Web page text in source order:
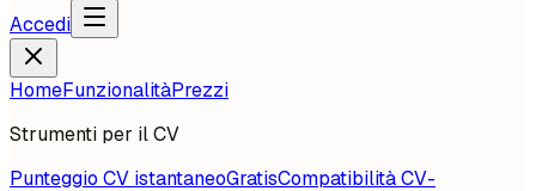
Accedi
HomeFunzionalitàPrezzi
Strumenti per il CV
Punteggio CV istantaneoGratisCompatibilità CV-